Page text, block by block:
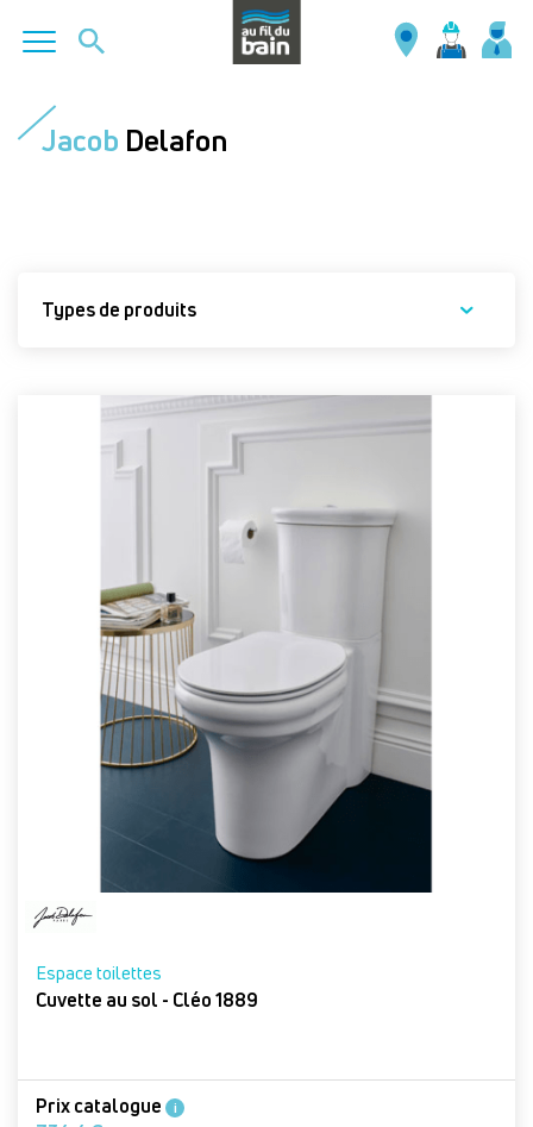
contenuJacob Delafon
Types de produits
Espace toilettes
Cuvette au sol - Cléo 1889
Prix catalogue i